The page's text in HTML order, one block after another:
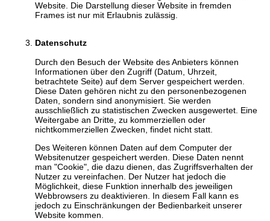
Website. Die Darstellung dieser Website in fremden
Frames ist nur mit Erlaubnis zulässig.
Datenschutz
Durch den Besuch der Website des Anbieters können
Informationen über den Zugriff (Datum, Uhrzeit,
betrachtete Seite) auf dem Server gespeichert werden.
Diese Daten gehören nicht zu den personenbezogenen
Daten, sondern sind anonymisiert. Sie werden
ausschließlich zu statistischen Zwecken ausgewertet. Eine
Weitergabe an Dritte, zu kommerziellen oder
nichtkommerziellen Zwecken, findet nicht statt.
Des Weiteren können Daten auf dem Computer der
Websitenutzer gespeichert werden. Diese Daten nennt
man "Cookie", die dazu dienen, das Zugriffsverhalten der
Nutzer zu vereinfachen. Der Nutzer hat jedoch die
Möglichkeit, diese Funktion innerhalb des jeweiligen
Webbrowsers zu deaktivieren. In diesem Fall kann es
jedoch zu Einschränkungen der Bedienbarkeit unserer
Website kommen.